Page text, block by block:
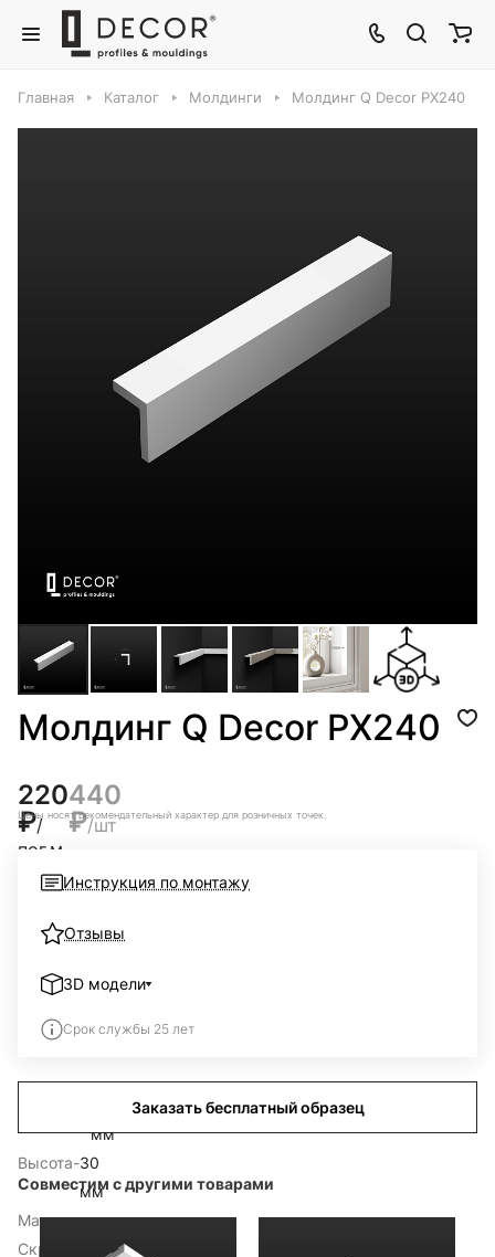
Главная Каталог Молдинги Молдинг Q Decor PX240
Молдинг Q Decor PX240
220
₽/
пог.м
440
₽/шт
носят
розничных
мм
Высота-30
мм
Материал-дюрополимер
Скрытое
нет
Цены носят рекомендательный характер для розничных точек.
Инструкция по монтажу
Отзывы
3D модели
РХ240.dxf
РХ240.obj
РХ240.stl
PX240.max
РХ240.ai
Срок службы 25 лет
Заказать бесплатный образец
Совместим с другими товарами